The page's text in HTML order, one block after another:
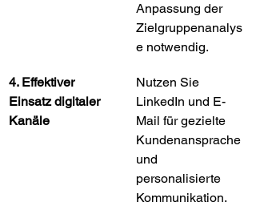
Anpassung der
Zielgruppenanalys
e notwendig.
4. Effektiver
Einsatz digitaler
Kanäle
Nutzen Sie
LinkedIn und E-
Mail für gezielte
Kundenansprache
und
personalisierte
Kommunikation.